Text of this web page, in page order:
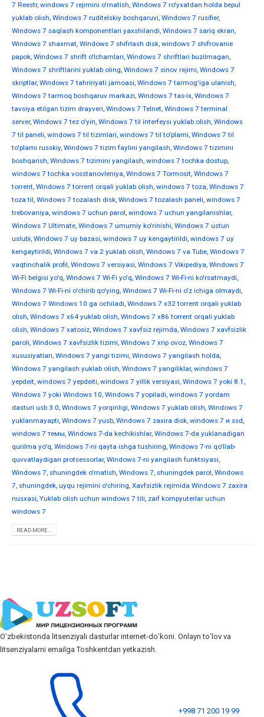
7 Reestr, windows 7 rejimini o'rnatish, Windows 7 ro'yxatdan holda bepul
yuklab olish, Windows 7 ruditelskiy boshqaruvi, Windows 7 rusifier,
Windows 7 saqlash komponentlari yaxshilandi, Windows 7 sariq ekran,
Windows 7 shaxmat, Windows 7 shifrlash disk, windows 7 shifrovanie
papok, Windows 7 shrift o'lchamlari, Windows 7 shriftlari buzilmagan,
Windows 7 shriftlarini yuklab oling, Windows 7 sinov rejimi, Windows 7
skriptlar, Windows 7 tahririyati jamoasi, Windows 7 tarmog'iga ulanish,
Windows 7 tarmoq boshqaruv markazi, Windows 7 tas-ix, Windows 7
tavsiya etilgan tizim drayveri, Windows 7 Telnet, Windows 7 terminal
server, Windows 7 tez o'yin, Windows 7 til interfeysi yuklab olish, Windows
7 til paneli, windows 7 til tizimlari, windows 7 til to'plami, Windows 7 til
to'plami russkiy, Windows 7 tizim faylini yangilash, Windows 7 tizimini
boshqarish, Windows 7 tizimini yangilash, windows 7 tochka dostup,
windows 7 tochka vosstanovleniya, Windows 7 Tormosit, Windows 7
torrent, Windows 7 torrent orqali yuklab olish, windows 7 toza, Windows 7
toza til, Windows 7 tozalash disk, Windows 7 tozalash paneli, windows 7
trebovaniya, windows 7 uchun parol, windows 7 uchun yangilanishlar,
Windows 7 Ultimate, Windows 7 umumiy ko'rinishi, Windows 7 ustun
uslubi, Windows 7 uy bazasi, windows 7 uy kengaytirildi, windows 7 uy
kengaytirildi, Windows 7 va 2 yuklab olish, Windows 7 va Tube, Windows 7
vaqtinchalik profil, Windows 7 versiyasi, Windows 7 Vikipediya, Windows 7
Wi-Fi belgisi yo'q, Windows 7 Wi-Fi yo'q, Windows 7 Wi-Fi-ni ko'rsatmaydi,
Windows 7 Wi-Fi-ni o'chirib qo'ying, Windows 7 Wi-Fi-ni o'z ichiga olmaydi,
Windows 7 Windows 10 ga ochiladi, Windows 7 x32 torrent orqali yuklab
olish, Windows 7 x64 yuklab olish, Windows 7 x86 torrent orqali yuklab
olish, Windows 7 xatosiz, Windows 7 xavfsiz rejimda, Windows 7 xavfsizlik
paroli, Windows 7 xavfsizlik tizimi, Windows 7 xrip ovoz, Windows 7
xususiyatlari, Windows 7 yangi tizimi, Windows 7 yangilash holda,
Windows 7 yangilash yuklab olish, Windows 7 yangiliklar, windows 7
yepdeit, windows 7 yepdeiti, windows 7 yillik versiyasi, Windows 7 yoki 8.1 ,
Windows 7 yoki Windows 10, Windows 7 yopiladi, windows 7 yordam
dasturi usb 3.0, Windows 7 yorqinligi, Windows 7 yuklab olish, Windows 7
yuklanmayapti, Windows 7 yusb, Windows 7 zaxira disk, windows 7 и ssd,
windows 7 темы, Windows 7-da kechikishlar, Windows 7-da yuklanadigan
qurilma yo'q, Windows 7-ni qayta ishga tushiring, Windows 7-ni qo'llab-
quvvatlaydigan protsessorlar, Windows 7-ni yangilash funktsiyasi,
Windows 7, shuningdek o'rnatish, Windows 7, shuningdek parol, Windows
7, shuningdek, uyqu rejimini o'chiring, Xavfsizlik rejimida Windows 7 zaxira
nusxasi, Yuklab olish uchun windows 7 tili, zaif kompyuterlar uchun
windows 7
READ MORE...
Oʻzbekistonda litsenziyali dasturlar internet-doʻkoni. Onlayn toʻlov va
litsenziyalarni emailga Toshkentdan yetkazish.
+998 71 200 19 99